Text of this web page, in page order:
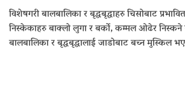
विशेषगरी बालबालिका र बृद्धबृद्धाहरु चिसोबाट
निस्केकाहरु बाक्लो लुगा र बर्को, कम्मल ओढेर निस्कने
बालबालिका र बृद्धबृद्धालाई जाडोबाट बच्न मुस्किल